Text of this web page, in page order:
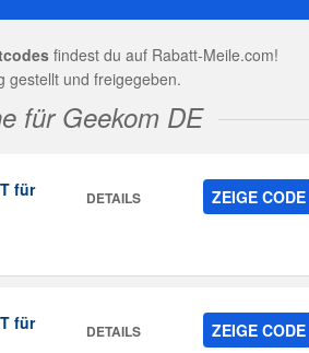
findest du auf Rabatt-Meile.com!
gestellt und freigegeben.
für Geekom DE
für DETAILS ZEIGE CODE
für DETAILS ZEIGE CODE